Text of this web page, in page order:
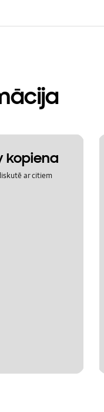
kopiena
ar citiem